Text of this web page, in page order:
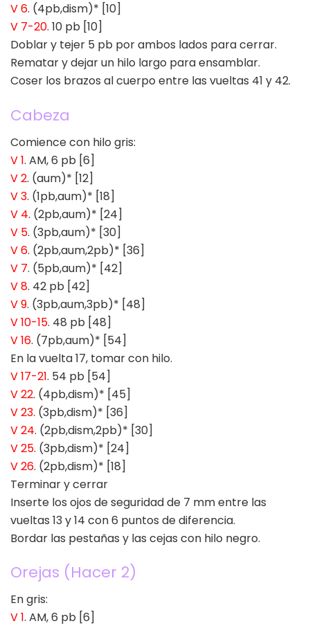
V 6. (4pb,dism)* [10]
V 7-20. 10 pb [10]
Doblar y tejer 5 pb por ambos lados para cerrar.
Rematar y dejar un hilo largo para ensamblar.
Coser los brazos al cuerpo entre las vueltas 41 y 42.
Cabeza
Comience con hilo gris:
V 1. AM, 6 pb [6]
V 2. (aum)* [12]
V 3. (1pb,aum)* [18]
V 4. (2pb,aum)* [24]
V 5. (3pb,aum)* [30]
V 6. (2pb,aum,2pb)* [36]
V 7. (5pb,aum)* [42]
V 8. 42 pb [42]
V 9. (3pb,aum,3pb)* [48]
V 10-15. 48 pb [48]
V 16. (7pb,aum)* [54]
En la vuelta 17, tomar con hilo.
V 17-21. 54 pb [54]
V 22. (4pb,dism)* [45]
V 23. (3pb,dism)* [36]
V 24. (2pb,dism,2pb)* [30]
V 25. (3pb,dism)* [24]
V 26. (2pb,dism)* [18]
Terminar y cerrar
Inserte los ojos de seguridad de 7 mm entre las
vueltas 13 y 14 con 6 puntos de diferencia.
Bordar las pestañas y las cejas con hilo negro.
Orejas (Hacer 2)
En gris:
V 1. AM, 6 pb [6]